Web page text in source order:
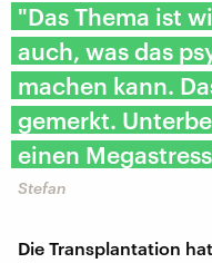
"Das Thema ist
auch, was das
machen kann.
gemerkt.
einen
Stefan
Die Transplantation